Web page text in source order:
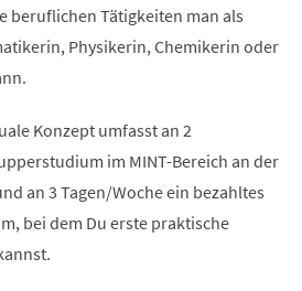
beruflichen Tätigkeiten man als
Physikerin, Chemikerin oder
Konzept umfasst an 2
im MINT-Bereich an der
an 3 Tagen/Woche ein bezahltes
bei dem Du erste praktische